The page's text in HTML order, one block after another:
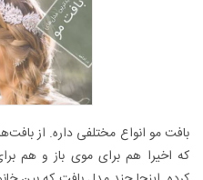
بافت مو انواع مختلفی داره. از
که اخیرا هم برای موی باز و هم